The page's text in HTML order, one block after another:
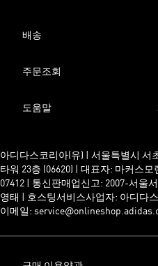
배송
주문조회
도움말
아디다스코리아(유) | 서울특별시 서
타워 23층 (06620) | 대표자: 마커스
07412 | 통신판매업신고: 2007-서울
영태 | 호스팅서비스사업자: 아디다
이메일: